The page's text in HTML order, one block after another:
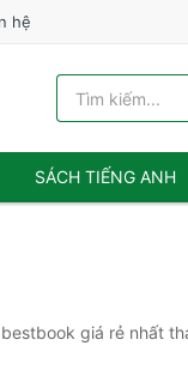
hệ
SÁCH TIẾNG ANH
giá rẻ nhất